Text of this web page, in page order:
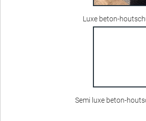
Luxe beton-
Semi luxe beton-